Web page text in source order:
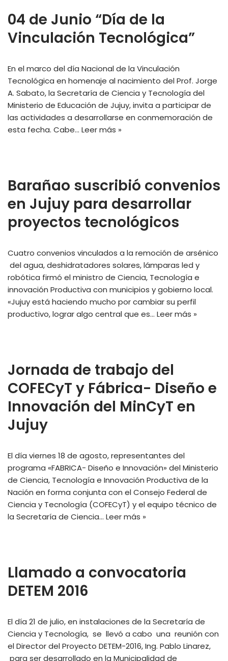
04 de Junio “Día de la
Vinculación Tecnológica”
En el marco del día Nacional de la Vinculación
Tecnológica en homenaje al nacimiento del Prof. Jorge
A. Sabato, la Secretaría de Ciencia y Tecnología del
Ministerio de Educación de Jujuy, invita a participar de
las actividades a desarrollarse en conmemoración de
esta fecha. Cabe… Leer más »
Barañao suscribió convenios
en Jujuy para desarrollar
proyectos tecnológicos
Cuatro convenios vinculados a la remoción de arsénico
del agua, deshidratadores solares, lámparas led y
robótica firmó el ministro de Ciencia, Tecnología e
innovación Productiva con municipios y gobierno local.
«Jujuy está haciendo mucho por cambiar su perfil
productivo, lograr algo central que es… Leer más »
Jornada de trabajo del
COFECyT y Fábrica- Diseño e
Innovación del MinCyT en
Jujuy
El día viernes 18 de agosto, representantes del
programa «FABRICA- Diseño e Innovación» del Ministerio
de Ciencia, Tecnología e Innovación Productiva de la
Nación en forma conjunta con el Consejo Federal de
Ciencia y Tecnología (COFECyT) y el equipo técnico de
la Secretaría de Ciencia… Leer más »
Llamado a convocatoria
DETEM 2016
El día 21 de julio, en instalaciones de la Secretaría de
Ciencia y Tecnología, se llevó a cabo una reunión con
el Director del Proyecto DETEM-2016, Ing. Pablo Linarez,
para ser desarrollado en la Municipalidad de